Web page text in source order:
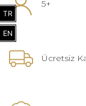
5+
Ücretsiz
TR
EN